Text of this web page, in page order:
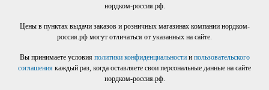
нордком-россия.рф.
Цены в пунктах выдачи заказов и розничных магазинах компании нордком-
россия.рф могут отличаться от указанных на сайте.
Вы принимаете условия политики конфиденциальностии пользовательского
соглашения каждый раз, когда оставляете свои персональные данные на сайте
нордком-россия.рф.